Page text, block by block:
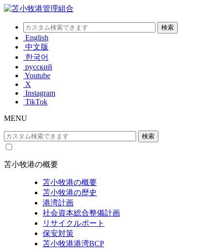
English
中文版
한국어
русский
Youtube
X
Instagram
TikTok
MENU
苫小牧港の概要
苫小牧港の概要
苫小牧港の歴史
港湾計画
社会資本総合整備計画
リサイクルポート
保安対策
苫小牧港港湾BCP